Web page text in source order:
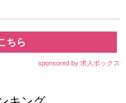
ちら
sponsored by 求人ボックス